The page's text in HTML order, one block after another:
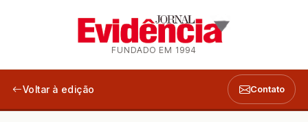
FUNDADO EM 1994
Voltar à edição Contato